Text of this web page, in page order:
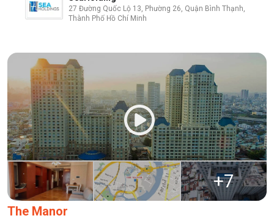
27 Đường Quốc Lộ 13, Phường 26, Quận Bình Thạnh,
Thành Phố Hồ Chí Minh
+7
The Manor